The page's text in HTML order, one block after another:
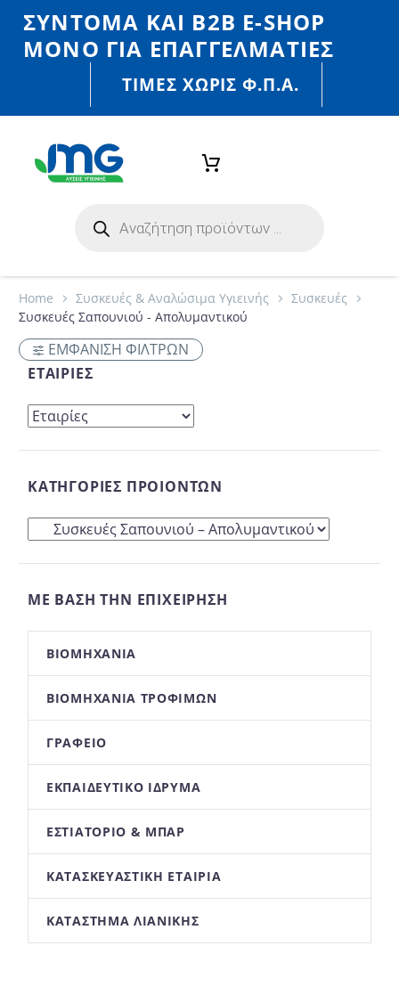
ΣΎΝΤΟΜΑ ΚΑΙ Β2Β E-SHOP
MONO ΓΙΑ ΕΠΑΓΓΕΛΜΑΤΊΕΣ
ΤΙΜΈΣ ΧΩΡΙΣ Φ.Π.Α.
Home Συσκευές & Αναλώσιμα Υγιεινής
Συσκευές
Συσκευές Σαπουνιού - Απολυμαντικού
ΕΜΦΑΝΙΣΗ ΦΙΛΤΡΩΝ
ΕΤΑΙΡΊΕΣ
ΚΑΤΗΓΟΡΊΕΣ ΠΡΟΙΌΝΤΩΝ
ΜΕ ΒΆΣΗ ΤΗΝ ΕΠΙΧΕΊΡΗΣΉ
ΒΙΟΜΗΧΑΝΊΑ
ΒΙΟΜΗΧΑΝΊΑ ΤΡΟΦΊΜΩΝ
ΓΡΑΦΕΊΟ
ΕΚΠΑΙΔΕΥΤΙΚΌ ΊΔΡΥΜΑ
ΕΣΤΙΑΤΌΡΙΟ & ΜΠΑΡ
ΚΑΤΑΣΚΕΥΑΣΤΙΚΉ ΕΤΑΙΡΊΑ
ΚΑΤΆΣΤΗΜΑ ΛΙΑΝΙΚΉΣ